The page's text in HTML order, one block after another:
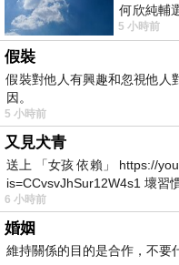
何欣純輔
罵她施政
5 小時前
假裝
假裝對他人有興趣和忽視他人
因。
5 小時前
又見犬青
送上 「女孩 依賴」 https://
is=CCvsvJhSur12W4s1 壞習
我害怕的
6 小時前
婚姻
維持關係的目的是合作，不要